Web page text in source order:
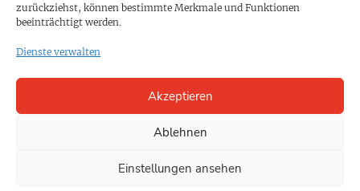
zurückziehst, können bestimmte Merkmale und Funktionen
beeinträchtigt werden.
Dienste verwalten
Akzeptieren
Ablehnen
Einstellungen ansehen
Impressum